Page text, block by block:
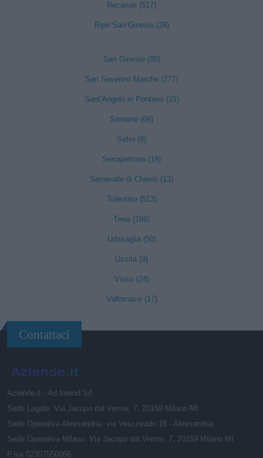
Recanati (517)
Ripe San Ginesio (28)
San Ginesio (85)
San Severino Marche (277)
Sant'Angelo in Pontano (21)
Sarnano (69)
Sefro (8)
Serrapetrona (19)
Serravalle di Chienti (13)
Tolentino (513)
Treia (166)
Urbisaglia (50)
Ussita (9)
Visso (24)
Valfornace (17)
Contattaci
Aziende.it - Ad Intend Srl
Sede Legale: Via Jacopo dal Verme, 7, 20159 Milano MI
Sede Operativa Alessandria: via Vescovado 18 - Alessandria
Sede Operativa Milano: Via Jacopo dal Verme, 7, 20159 Milano MI
P.iva 02357550066